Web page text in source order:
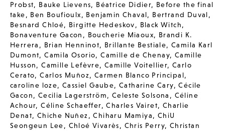
Probst, Bauke Lievens, Béatrice Didier, Before the final
take, Ben Boufioulx, Benjamin Chaval, Bertrand Duval,
Besnard Chloé, Birgitte Hedeskov, Black Witch,
Bonaventure Gacon , Boucherie Miaoux, Brandi K.
Herrera , Brian Henninot, Brillante Bestiale,Camila Karl
Dumont,Camila Osorio,Camille de Chenay, Camille
Husson,Camille Lefèvre,Camille Voitellier,Carlo
Cerato,Carlos Muñoz, Carmen Blanco Principal,
caroline loze,Cassiel Gaube,Catharine Cary,Cécile
Gacon, Cecilia Lagerström, Celeste Solsona , Céline
Achour,Céline Schaeffer,Charles Vairet, Charlie
Denat, Chiche Nuñez ,Chiharu Mamiya, ChiU
Seongeun Lee, Chloé Vivarès, Chris Perry, Christan